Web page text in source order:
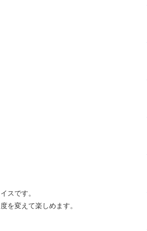
スです。
を変えて楽しめます。